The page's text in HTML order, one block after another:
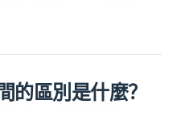
的區別是什麼？